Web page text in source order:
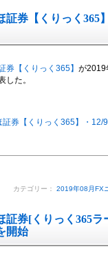
証券【くりっく365
券【くりっく365】 が2019
した。
証券【くりっく365】・12/
カテゴリー： 2019年08月FX
証券[くりっく365
開始